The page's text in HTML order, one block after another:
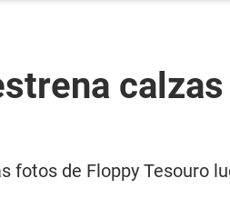
fotos de Floppy Tesouro